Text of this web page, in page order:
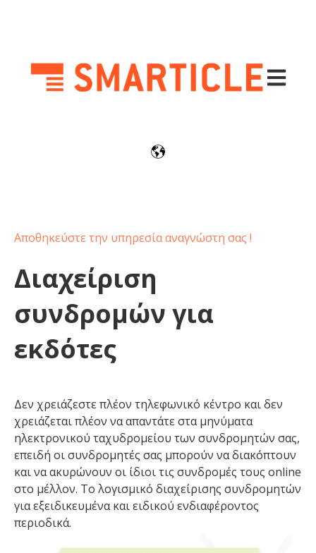
Άνοιγμα
Αποθηκεύστε την υπηρεσία αναγνώστη σας !
Διαχείριση
συνδρομών για
εκδότες
Δεν χρειάζεστε πλέον τηλεφωνικό κέντρο και δεν
χρειάζεται πλέον να απαντάτε στα μηνύματα
ηλεκτρονικού ταχυδρομείου των συνδρομητών σας,
επειδή οι συνδρομητές σας μπορούν να διακόπτουν
και να ακυρώνουν οι ίδιοι τις συνδρομές τους online
στο μέλλον. Το λογισμικό διαχείρισης συνδρομητών
για εξειδικευμένα και ειδικού ενδιαφέροντος
περιοδικά.